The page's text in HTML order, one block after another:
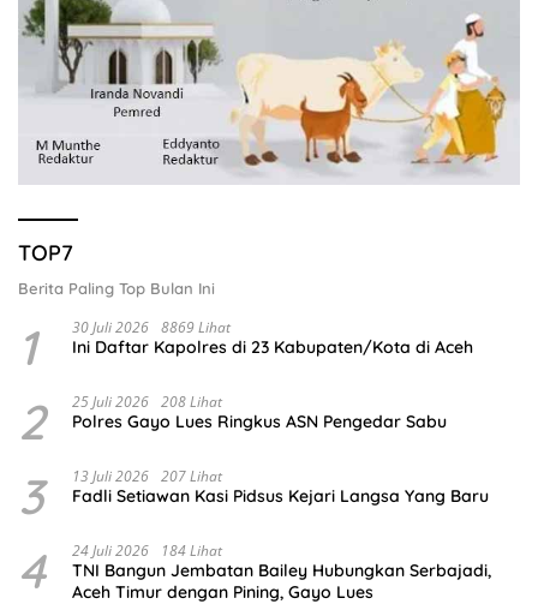
TOP7
Berita Paling Top Bulan Ini
1 30 Juli 2026 8869 Lihat
Ini Daftar Kapolres di 23 Kabupaten/Kota di Aceh
2 25 Juli 2026 208 Lihat
Polres Gayo Lues Ringkus ASN Pengedar Sabu
3 13 Juli 2026 207 Lihat
Fadli Setiawan Kasi Pidsus Kejari Langsa Yang Baru
4 24 Juli 2026 184 Lihat
TNI Bangun Jembatan Bailey Hubungkan Serbajadi,
Aceh Timur dengan Pining, Gayo Lues